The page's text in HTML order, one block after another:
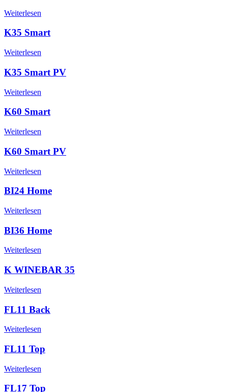
Weiterlesen
K35 Smart
Weiterlesen
K35 Smart PV
Weiterlesen
K60 Smart
Weiterlesen
K60 Smart PV
Weiterlesen
BI24 Home
Weiterlesen
BI36 Home
Weiterlesen
K WINEBAR 35
Weiterlesen
FL11 Back
Weiterlesen
FL11 Top
Weiterlesen
FL17 Top